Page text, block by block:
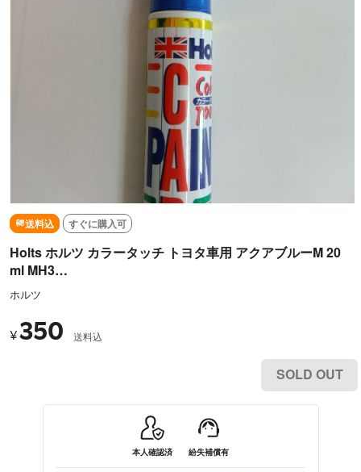
送料込 すぐに購入可
Holts ホルツ カラータッチ トヨタ車用 アクアブルーM 20
ml MH3…
ホルツ
¥350 送料込
SOLD OUT
本人確認済 紛失補償有